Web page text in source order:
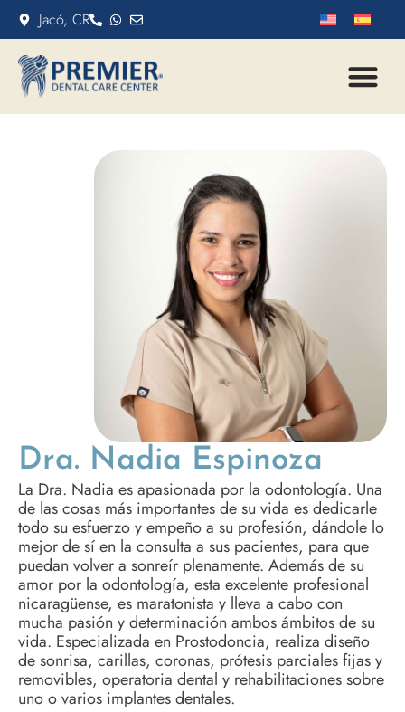
Jacó, CR
Dra. Nadia Espinoza
La Dra. Nadia es apasionada por la odontología. Una
de las cosas más importantes de su vida es dedicarle
todo su esfuerzo y empeño a su profesión, dándole lo
mejor de sí en la consulta a sus pacientes, para que
puedan volver a sonreír plenamente. Además de su
amor por la odontología, esta excelente profesional
nicaragüense, es maratonista y lleva a cabo con
mucha pasión y determinación ambos ámbitos de su
vida. Especializada en Prostodoncia, realiza diseño
de sonrisa, carillas, coronas, prótesis parciales fijas y
removibles, operatoria dental y rehabilitaciones sobre
uno o varios implantes dentales.